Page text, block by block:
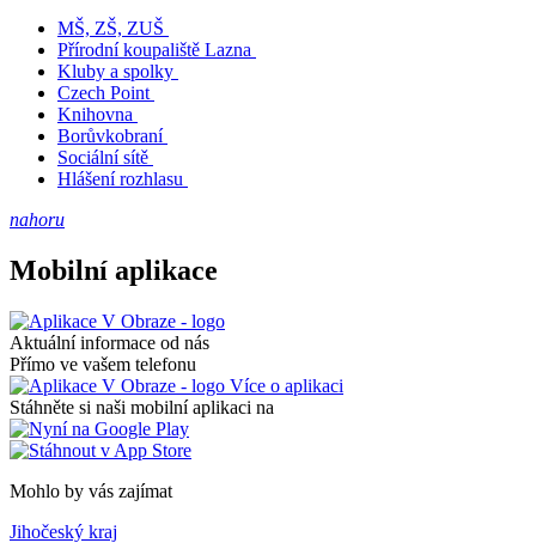
MŠ, ZŠ, ZUŠ
Přírodní koupaliště Lazna
Kluby a spolky
Czech Point
Knihovna
Borůvkobraní
Sociální sítě
Hlášení rozhlasu
nahoru
Mobilní aplikace
Aktuální informace od nás
Přímo ve vašem telefonu
Více o aplikaci
Stáhněte si naši mobilní aplikaci na
Mohlo by vás zajímat
Jihočeský kraj